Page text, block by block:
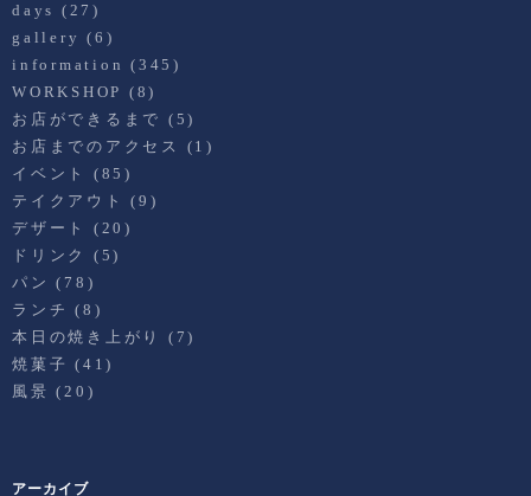
days (27)
gallery (6)
information (345)
WORKSHOP (8)
お店ができるまで (5)
お店までのアクセス
(1)
イベント
(85)
テイクアウト
(9)
デザート
(20)
ドリンク
(5)
パン (78)
ランチ (8)
本日の焼き上がり
(7)
焼菓子 (41)
風景 (20)
アーカイブ